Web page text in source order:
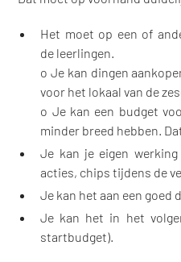
Het moet op een of
de leerlingen.
o Je kan dingen
voor het lokaal van de
o Je kan een budget
minder breed hebben.
Je kan je eigen
acties, chips tijdens de
Je kan het aan een goed
Je kan het in het
startbudget).